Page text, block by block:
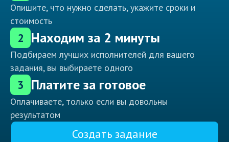
Опишите, что нужно сделать, укажите сроки и
стоимость
2 Находим за 2 минуты
Подбираем лучших исполнителей для вашего
задания, вы выбираете одного
3 Платите за готовое
Оплачиваете, только если вы довольны
результатом
Создать задание